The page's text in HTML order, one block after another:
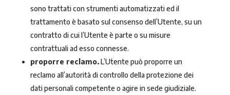
sono trattati con strumenti automatizzati ed il
trattamento è basato sul consenso dell’Utente, su un
contratto di cui l’Utente è parte o su misure
contrattuali ad esso connesse.
proporre reclamo.L’Utente può proporre un
reclamo all’autorità di controllo della protezione dei
dati personali competente o agire in sede giudiziale.